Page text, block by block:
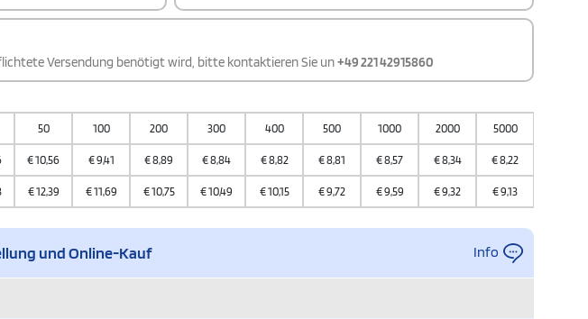
Versendung benötigt wird, bitte kontaktieren Sie un+49 221 42915860
50 100 200 300 400 500 1000 2000 5000
€10,56 €9,41 €8,89 €8,84 €8,82 €8,81 €8,57 €8,34 €8,22
€12,39 €11,69 €10,75 €10,49 €10,15 €9,72 €9,59 €9,32 €9,13
und Online-Kauf Info